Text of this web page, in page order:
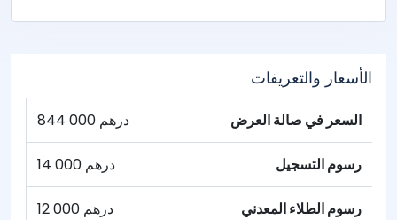
الأسعار والتعريفات
السعر في صالة العرض 844 000 درهم
رسوم التسجيل 14 000 درهم
رسوم الطلاء المعدني 12 000 درهم